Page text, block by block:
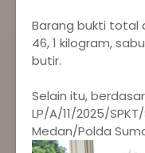
Barang bukti total
46, 1 kilogram,
butir.
Selain itu,
LP/A/11/2025/
Medan/Polda